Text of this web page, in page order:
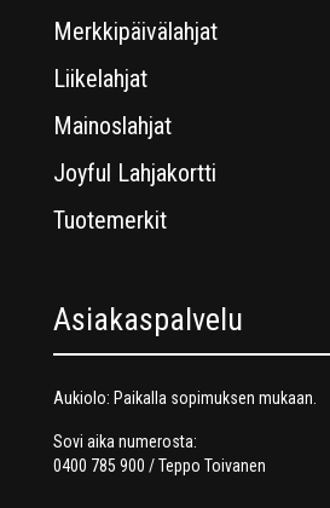
Merkkipäivälahjat
Liikelahjat
Mainoslahjat
Joyful Lahjakortti
Tuotemerkit
Asiakaspalvelu
Aukiolo: Paikalla sopimuksen mukaan.
Sovi aika numerosta:
0400 785 900 / Teppo Toivanen